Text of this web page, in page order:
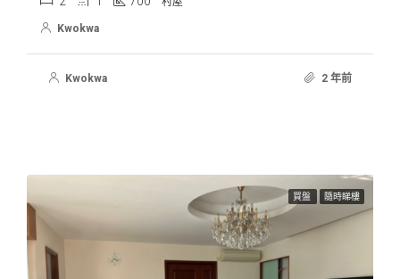
Kwokwa
Kwokwa 2 年前
買盤 隨時睇樓